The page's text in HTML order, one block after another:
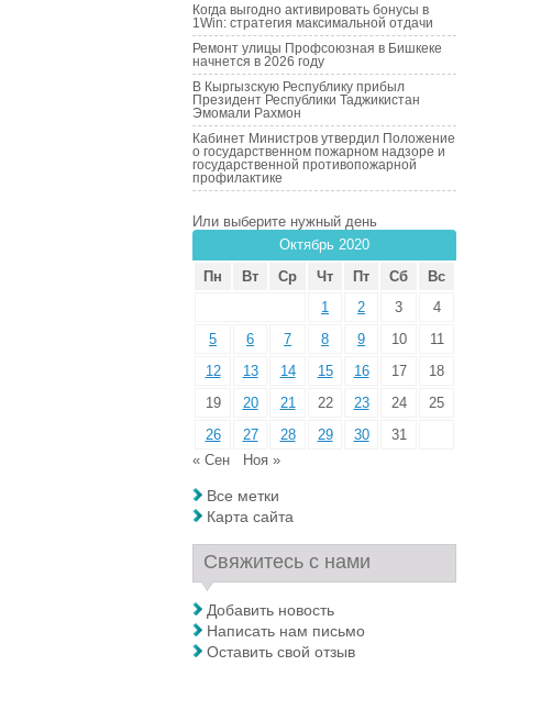
Когда выгодно активировать бонусы в
1Win: стратегия максимальной отдачи
Ремонт улицы Профсоюзная в Бишкеке
начнется в 2026 году
В Кыргызскую Республику прибыл
Президент Республики Таджикистан
Эмомали Рахмон
Кабинет Министров утвердил Положение
о государственном пожарном надзоре и
государственной противопожарной
профилактике
Или выберите нужный день
Октябрь 2020
Пн
Вт Ср Чт Пт Сб
Вс
1
2 3
4
5
6 7 8 9 10
11
12
13 14 15 16 17
18
19
20 21 22 23 24
25
26
27 28 29 30
31
« Сен
Ноя »
Все метки
Карта сайта
Свяжитесь с нами
Добавить новость
Написать нам письмо
Оставить свой отзыв